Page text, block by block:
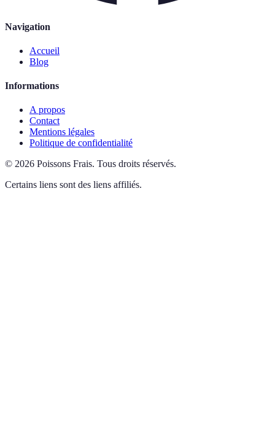
Navigation
Accueil
Blog
Informations
A propos
Contact
Mentions légales
Politique de confidentialité
© 2026 Poissons Frais. Tous droits réservés.
Certains liens sont des liens affiliés.